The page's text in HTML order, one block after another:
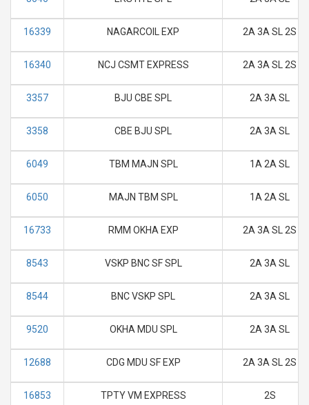
16339 NAGARCOIL EXP 2A 3A SL 2S
16340 NCJ CSMT EXPRESS 2A 3A SL 2S
3357 BJU CBE SPL 2A 3A SL
3358 CBE BJU SPL 2A 3A SL
6049 TBM MAJN SPL 1A 2A SL
6050 MAJN TBM SPL 1A 2A SL
16733 RMM OKHA EXP 2A 3A SL 2S
8543 VSKP BNC SF SPL 2A 3A SL
8544 BNC VSKP SPL 2A 3A SL
9520 OKHA MDU SPL 2A 3A SL
12688 CDG MDU SF EXP 2A 3A SL 2S
16853 TPTY VM EXPRESS 2S